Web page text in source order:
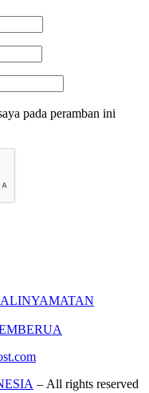
pada peramban ini
– All rights reserved